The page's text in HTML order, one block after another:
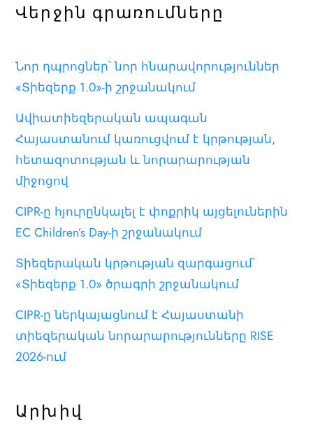
Վերջին գրառումները
Նոր դպրոցներ՝ նոր հնարավորություններ
«Տիեզերք 1.0»-ի շրջանակում
Ավիատիեզերական ապագան
Հայաստանում կառուցվում է կրթության,
հետազոտության և նորարարության
միջոցով
CIPR-ը հյուրընկալել է փոքրիկ այցելուներին
EC Children’s Day-ի շրջանակում
Տիեզերական կրթության զարգացում՝
«Տիեզերք 1.0» ծրագրի շրջանակում
CIPR-ը ներկայացնում է Հայաստանի
տիեզերական նորարարությունները RISE
2026-ում
Արխիվ